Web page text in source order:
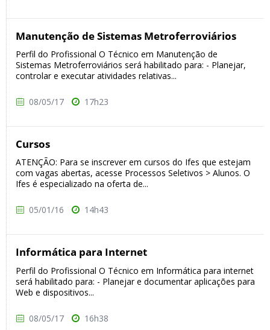
Manutenção de Sistemas Metroferroviários
Perfil do Profissional O Técnico em Manutenção de
Sistemas Metroferroviários será habilitado para: - Planejar,
controlar e executar atividades relativas...
08/05/17 17h23
Cursos
ATENÇÃO: Para se inscrever em cursos do Ifes que estejam
com vagas abertas, acesse Processos Seletivos > Alunos. O
Ifes é especializado na oferta de...
05/01/16 14h43
Informática para Internet
Perfil do Profissional O Técnico em Informática para internet
será habilitado para: - Planejar e documentar aplicações para
Web e dispositivos...
08/05/17 16h38